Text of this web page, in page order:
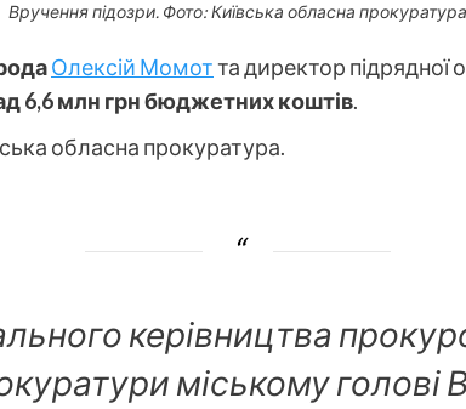
Вручення підозри. Фото: Київська обласна прокуратура
Олексій Момотта директор підрядної
6,6 млн грн бюджетних коштів.
обласна прокуратура.
керівництва
міському голові